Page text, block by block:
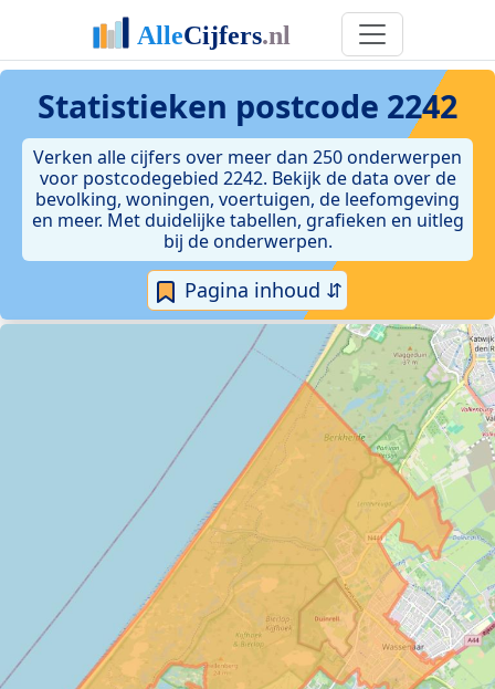
Statistieken postcode 2242
Verken alle cijfers over meer dan 250 onderwerpen
voor postcodegebied 2242. Bekijk de data over de
bevolking, woningen, voertuigen, de leefomgeving
en meer. Met duidelijke tabellen, grafieken en uitleg
bij de onderwerpen.
Pagina inhoud ⇵